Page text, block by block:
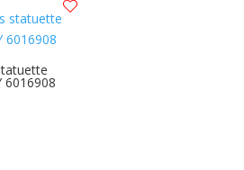
6016908